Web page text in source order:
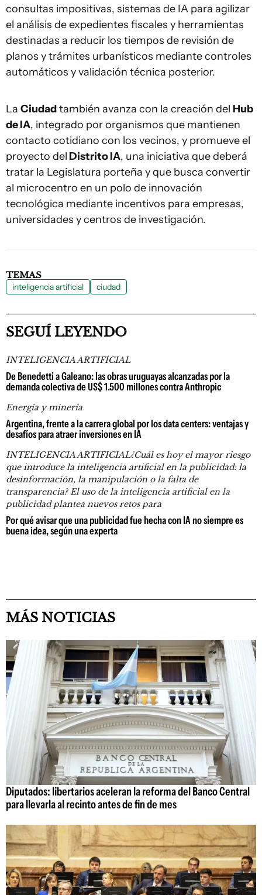
consultas impositivas, sistemas de IA para agilizar
el análisis de expedientes fiscales y herramientas
destinadas a reducir los tiempos de revisión de
planos y trámites urbanísticos mediante controles
automáticos y validación técnica posterior.
La Ciudadtambién avanza con la creación del Hub
de IA, integrado por organismos que mantienen
contacto cotidiano con los vecinos, y promueve el
proyecto del Distrito IA, una iniciativa que deberá
tratar la Legislatura porteña y que busca convertir
al microcentro en un polo de innovación
tecnológica mediante incentivos para empresas,
universidades y centros de investigación.
TEMAS
inteligencia artificial ciudad
SEGUÍ LEYENDO
INTELIGENCIA ARTIFICIAL
De Benedetti a Galeano: las obras uruguayas alcanzadas por la
demanda colectiva de US$ 1.500 millones contra Anthropic
Energía y minería
Argentina, frente a la carrera global por los data centers: ventajas y
desafíos para atraer inversiones en IA
INTELIGENCIA ARTIFICIAL¿Cuál es hoy el mayor riesgo
que introduce la inteligencia artificial en la publicidad: la
desinformación, la manipulación o la falta de
transparencia? El uso de la inteligencia artificial en la
publicidad plantea nuevos retos para
Por qué avisar que una publicidad fue hecha con IA no siempre es
buena idea, según una experta
MÁS NOTICIAS
Diputados: libertarios aceleran la reforma del Banco Central
para llevarla al recinto antes de fin de mes